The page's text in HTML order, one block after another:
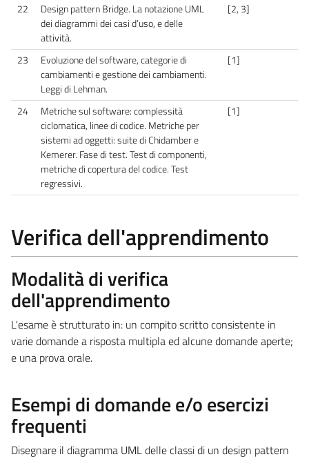
22
Design pattern Bridge. La notazione UML
dei diagrammi dei casi d’uso, e delle
attività.
[2, 3]
23
Evoluzione del software, categorie di
cambiamenti e gestione dei cambiamenti.
Leggi di Lehman.
[1]
24
Metriche sul software: complessità
ciclomatica, linee di codice. Metriche per
sistemi ad oggetti: suite di Chidamber e
Kemerer. Fase di test. Test di componenti,
metriche di copertura del codice. Test
regressivi.
[1]
Verifica dell'apprendimento
Modalità di verifica
dell'apprendimento
L'esame è strutturato in: un compito scritto consistente in
varie domande a risposta multipla ed alcune domande aperte;
e una prova orale.
Esempi di domande e/o esercizi
frequenti
Disegnare il diagramma UML delle classi di un design pattern